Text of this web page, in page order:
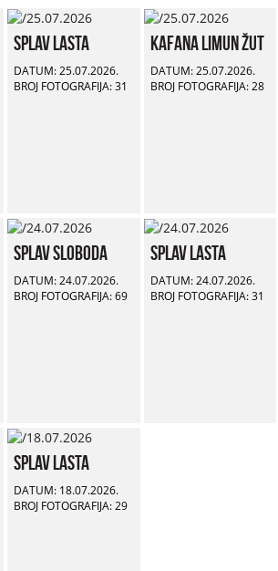
Splav Lasta
DATUM: 25.07.2026.
BROJ FOTOGRAFIJA: 31
Kafana Limun Žut
DATUM: 25.07.2026.
BROJ FOTOGRAFIJA: 28
Splav Sloboda
DATUM: 24.07.2026.
BROJ FOTOGRAFIJA: 69
Splav Lasta
DATUM: 24.07.2026.
BROJ FOTOGRAFIJA: 31
Splav Lasta
DATUM: 18.07.2026.
BROJ FOTOGRAFIJA: 29